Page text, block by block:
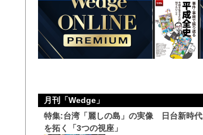
月刊「Wedge」
特集:台湾「麗しの島」の実像 日台新時代
を拓く「3つの視座」